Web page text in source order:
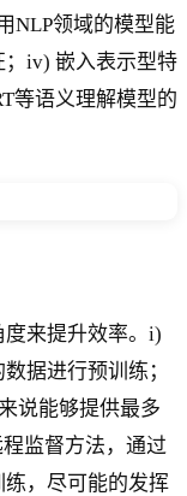
NLP领域的模型能
iv) 嵌入表示型特
等语义理解模型的
来提升效率。i)
据进行预训练；
说能够提供最多
监督方法，通过
，尽可能的发挥